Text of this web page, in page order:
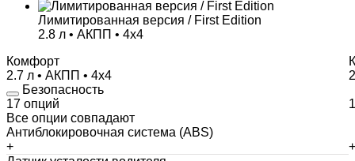
Лимитированная версия / First Edition
2.8 л • АКПП • 4х4
Комфорт
2.7 л • АКПП • 4х4
Безопасность
17 опций
Все опции совпадают
Антиблокировочная система (ABS)
+
+